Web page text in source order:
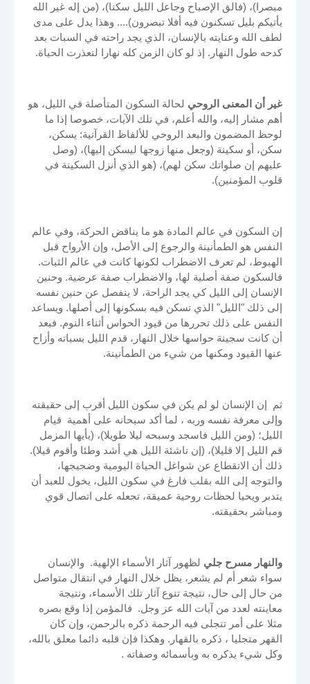
مبصرا)، (فالق الإصباح وجاعل الليل سكنا)، (من إله غير الله
يأتيكم بليل تسكنون فيه أفلا تبصرون).... وهذا يدل على مدى
لطف الله وعنايته بالإنسان، الذي يجد راحته في السبات بعد
كدحه طول النهار. إذ لو كان الزمن كله نهارا لتعذرت الحياة.
غير أن المعنى الروحي لحالة السكون المتأصلة في الليل، هو
أهم مشار إليه، والله أعلم، في تلك الآيات، خصوصا إذا ما
لوحظ المضمون والبعد الروحي للألفاظ القرآنية: يسكن،
سكن، أو سكينة (وجعل منها زوجها ليسكن إليها)، (وصل
عليهم إن صلواتك سكن لهم)، (هو الذي أنزل السكينة في
قلوب المؤمنين).
إن السكون في عالم المادة هو ما يناقض الحركة، وفي عالم
النفس هو الطمأنينة والرجوع إلى الأصل، وإن الأرواح قبل
الهبوط، لم تعرف الاضطراب لكونها كانت في عالم الثبات.
فالسكون صفة أصلية لها، والاضطراب صفة عرضية. وحنين
الإنسان إلى الليل كي يجد الراحة، لا ينفصل عن حنين نفسه
إلى ذلك "الليل" الذي تسكن فيه بسكونها إلى أصلها. ويساعد
النفس على ذلك تحررها من قيود الحواس أثناء النوم. فبعد
أن كانت سجينة حواسها خلال النهار، قدم الليل بسباته وأزاح
عنها القيود ومكنها من شيء من الطمأنينة.
ثم إن الإنسان لو لم يكن في سكون الليل أقرب إلى حقيقته
وإلى معرفة نفسه وربه ، لما أكد سبحانه على أهمية قيام
الليل؛ (ومن الليل فاسجد وسبحه ليلا طويلا)، (يأيها المزمل
قم الليل إلا قليلا)، (إن ناشئة الليل هي أشد وطئا وأقوم قيلا).
ذلك أن الانقطاع عن شواغل الحياة اليومية وضجيجها،
والتوجه إلى الله بقلب فارغ في سكون الليل، يخول للعبد أن
يتدبر ويحيا لحظات روحية عميقة، تجعله على اتصال قوي
ومباشر بحقيقته.
والنهار مسرح جلي لظهور آثار الأسماء الإلهية. والإنسان
سواء شعر أم لم يشعر، يظل خلال النهار في انتقال متواصل
من حال إلى حال، نتيجة تنوع آثار تلك الأسماء، ونتيجة
معاينته لعدد من آيات الله عز وجل. فالمؤمن إذا وقع بصره
مثلا على أمر تتجلى فيه الرحمة ذكره بالرحمن، وإن كان
القهر متجليا ، ذكره بالقهار. وهكذا فإن قلبه دائما معلق بالله،
وكل شيء يذكره به وبأسمائه وصفاته .